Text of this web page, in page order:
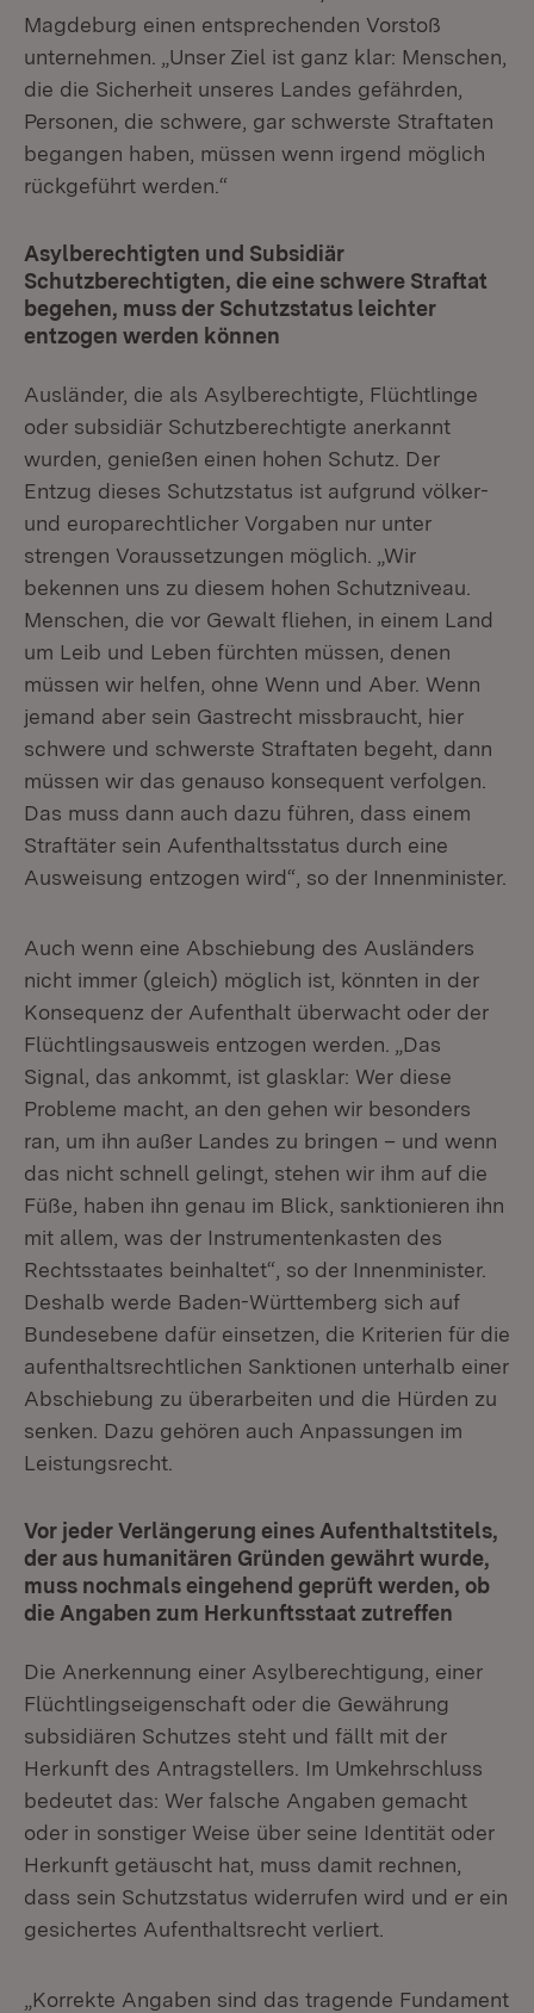
Magdeburg einen entsprechenden Vorstoß
unternehmen. „Unser Ziel ist ganz klar: Menschen,
die die Sicherheit unseres Landes gefährden,
Personen, die schwere, gar schwerste Straftaten
begangen haben, müssen wenn irgend möglich
rückgeführt werden.“
Asylberechtigten und Subsidiär
Schutzberechtigten, die eine schwere Straftat
begehen, muss der Schutzstatus leichter
entzogen werden können
Ausländer, die als Asylberechtigte, Flüchtlinge
oder subsidiär Schutzberechtigte anerkannt
wurden, genießen einen hohen Schutz. Der
Entzug dieses Schutzstatus ist aufgrund völker-
und europarechtlicher Vorgaben nur unter
strengen Voraussetzungen möglich. „Wir
bekennen uns zu diesem hohen Schutzniveau.
Menschen, die vor Gewalt fliehen, in einem Land
um Leib und Leben fürchten müssen, denen
müssen wir helfen, ohne Wenn und Aber. Wenn
jemand aber sein Gastrecht missbraucht, hier
schwere und schwerste Straftaten begeht, dann
müssen wir das genauso konsequent verfolgen.
Das muss dann auch dazu führen, dass einem
Straftäter sein Aufenthaltsstatus durch eine
Ausweisung entzogen wird“, so der Innenminister.
Auch wenn eine Abschiebung des Ausländers
nicht immer (gleich) möglich ist, könnten in der
Konsequenz der Aufenthalt überwacht oder der
Flüchtlingsausweis entzogen werden. „Das
Signal, das ankommt, ist glasklar: Wer diese
Probleme macht, an den gehen wir besonders
ran, um ihn außer Landes zu bringen – und wenn
das nicht schnell gelingt, stehen wir ihm auf die
Füße, haben ihn genau im Blick, sanktionieren ihn
mit allem, was der Instrumentenkasten des
Rechtsstaates beinhaltet“, so der Innenminister.
Deshalb werde Baden-Württemberg sich auf
Bundesebene dafür einsetzen, die Kriterien für die
aufenthaltsrechtlichen Sanktionen unterhalb einer
Abschiebung zu überarbeiten und die Hürden zu
senken. Dazu gehören auch Anpassungen im
Leistungsrecht.
Vor jeder Verlängerung eines Aufenthaltstitels,
der aus humanitären Gründen gewährt wurde,
muss nochmals eingehend geprüft werden, ob
die Angaben zum Herkunftsstaat zutreffen
Die Anerkennung einer Asylberechtigung, einer
Flüchtlingseigenschaft oder die Gewährung
subsidiären Schutzes steht und fällt mit der
Herkunft des Antragstellers. Im Umkehrschluss
bedeutet das: Wer falsche Angaben gemacht
oder in sonstiger Weise über seine Identität oder
Herkunft getäuscht hat, muss damit rechnen,
dass sein Schutzstatus widerrufen wird und er ein
gesichertes Aufenthaltsrecht verliert.
„Korrekte Angaben sind das tragende Fundament